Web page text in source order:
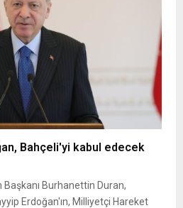
Bahçeli'yi kabul edecek
Başkanı Burhanettin Duran,
Erdoğan'ın, Milliyetçi Hareket